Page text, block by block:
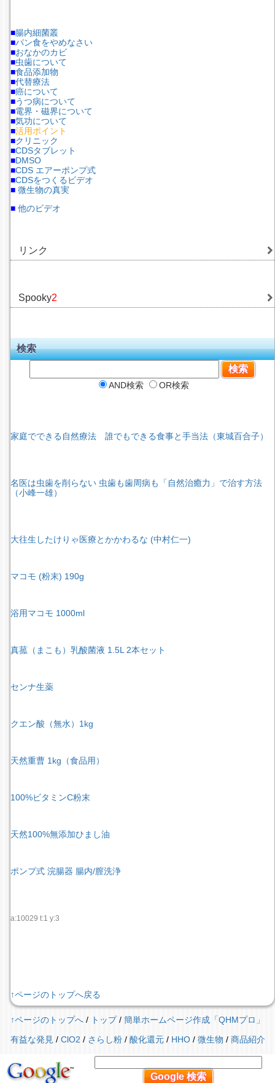
■腸内細菌叢
■パン食をやめなさい
■おなかのカビ
■虫歯について
■食品添加物
■代替療法
■癌について
■うつ病について
■電界・磁界について
■気功について
■活用ポイント
■クリニック
■CDSタブレット
■DMSO
■CDS エアーポンプ式
■CDSをつくるビデオ
■ 微生物の真実
■ 他のビデオ
リンク
Spooky2
検索
AND検索 OR検索
家庭でできる自然療法 誰でもできる食事と手当法（東城百合子）
名医は虫歯を削らない 虫歯も歯周病も「自然治癒力」で治す方法
（小峰一雄）
大往生したけりゃ医療とかかわるな (中村仁一)
マコモ (粉末) 190g
浴用マコモ 1000ml
真菰（まこも）乳酸菌液 1.5L 2本セット
センナ生薬
クエン酸（無水）1kg
天然重曹 1kg（食品用）
100%ビタミンC粉末
天然100%無添加ひまし油
ポンプ式 浣腸器 腸内/膣洗浄
a:10029 t:1 y:3
↑ページのトップへ戻る
↑ページのトップへ / トップ/ 簡単ホームページ作成「QHMプロ」
有益な発見 / ClO2 / さらし粉/ 酸化還元/ HHO/ 微生物 / 商品紹介